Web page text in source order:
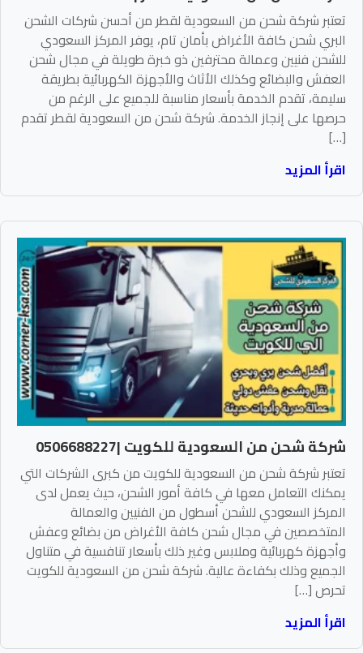
تعتبر شركة شحن من السعودية لقطر من أحسن شركات الشحن
البري شحن كافة الأغراض بأمان تام، يوفر المركز السعودي
للشحن فنيين وعمالة محترفين ذو خبرة طويلة في مجال شحن
العفش والبضائع وكذلك الأثاث والأجهزة الكهربائية بطريقة
سليمة، تقدم الخدمة بأسعار مناسبة للجميع على الرغم من
حرصها على إنجاز الخدمة. شركة شحن من السعودية لقطر تقدم
[…]
اقرأ المزيد
شركة شحن من السعودية للكويت |0506688227
تعتبر شركة شحن من السعودية للكويت من كبرى الشركات التي
يمكنك التعامل معها في كافة أمور الشحن، حيث يعمل لدى
المركز السعودي للشحن أسطول من الفنيين والعمالة
المتخصصين في مجال شحن كافة الأغراض من بضائع وعفش
وأجهزة كهربائية وملابس وغير ذلك بأسعار تنافسية في متناول
الجميع وذلك بكفاءة عالية. شركة شحن من السعودية للكويت
تحرص […]
اقرأ المزيد